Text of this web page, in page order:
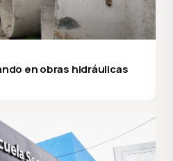
en obras hidráulicas